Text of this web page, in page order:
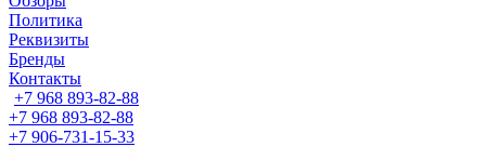
Политика
Реквизиты
Бренды
Контакты
+7 968 893-82-88
+7 968 893-82-88
+7 906-731-15-33